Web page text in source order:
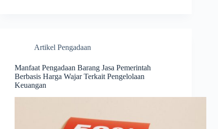
Artikel Pengadaan
Manfaat Pengadaan Barang Jasa Pemerintah
Berbasis Harga Wajar Terkait Pengelolaan
Keuangan